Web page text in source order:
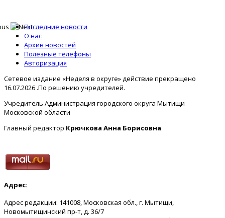
Последние новости
О нас
Архив новостей
Полезные телефоны
Авторизация
Сетевое издание «Неделя в округе» действие прекращено
16.07.2026 .По решению учредителей.
Учредитель Администрация городского округа Мытищи
Московской области
Главный редактор Крючкова Анна Борисовна
Адрес:
Адрес редакции: 141008, Московская обл., г. Мытищи,
Новомытищинский пр-т, д. 36/7